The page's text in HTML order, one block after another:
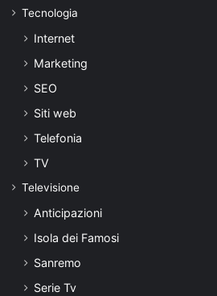
Tecnologia
Internet
Marketing
SEO
Siti web
Telefonia
TV
Televisione
Anticipazioni
Isola dei Famosi
Sanremo
Serie Tv